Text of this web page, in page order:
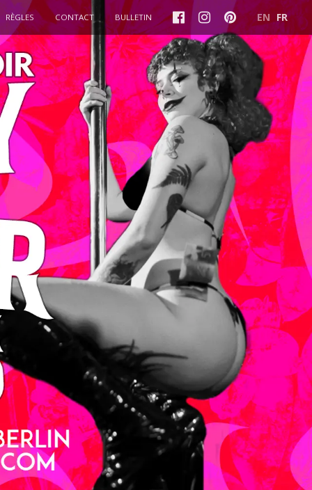
RÈGLES CONTACT BULLETIN EN FR